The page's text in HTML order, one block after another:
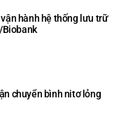
hành hệ thống lưu trữ
Biobank
chuyển bình nitơ lỏng